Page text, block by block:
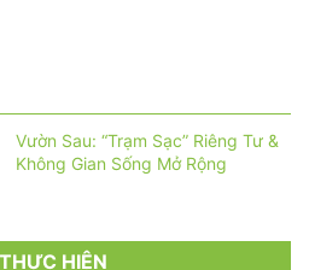
Vườn Sau: “Trạm Sạc” Riêng Tư &
Không Gian Sống Mở Rộng
HIỆN